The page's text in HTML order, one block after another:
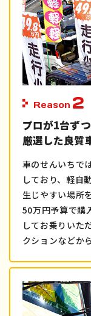
Reason 2
プロが1台ず
厳選した良質
車のせんいちで
しており、軽自
生じやすい場所
50万円予算で購
してお乗りいた
クションなどか